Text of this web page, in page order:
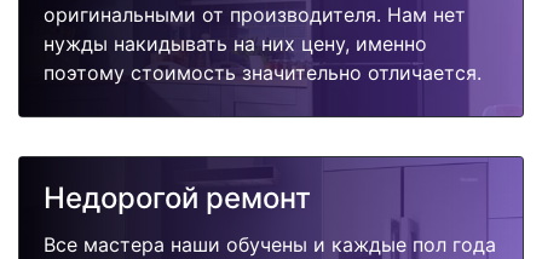
оригинальными от производителя. Нам нет
нужды накидывать на них цену, именно
поэтому стоимость значительно отличается.
Недорогой ремонт
Все мастера наши обучены и каждые пол года